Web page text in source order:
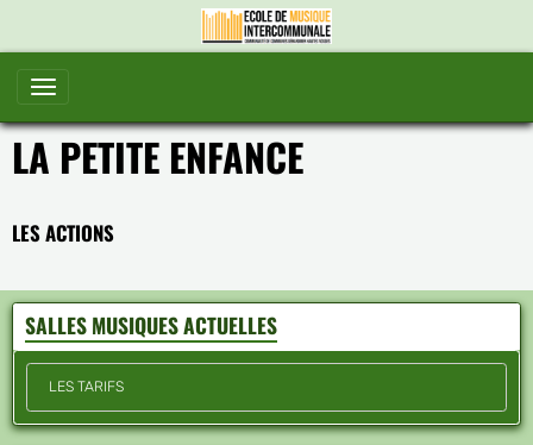
LA PETITE ENFANCE
LES ACTIONS
SALLES MUSIQUES ACTUELLES
LES TARIFS